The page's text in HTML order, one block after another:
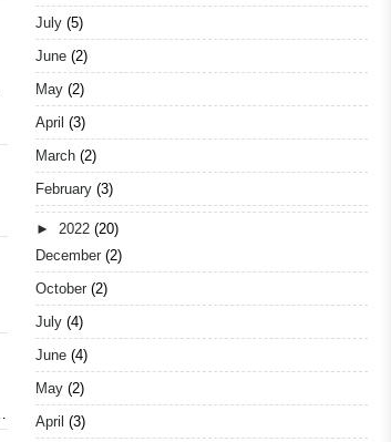
July (5)
June (2)
May (2)
April (3)
March (2)
February (3)
► 2022 (20)
December (2)
October (2)
July (4)
June (4)
May (2)
April (3)